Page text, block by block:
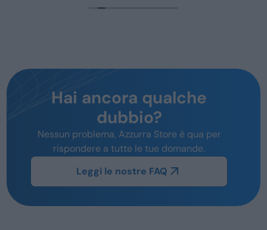
Hai ancora qualche
dubbio?
Nessun problema, Azzurra Store è qua per
rispondere a tutte le tue domande.
Leggi le nostre FAQ